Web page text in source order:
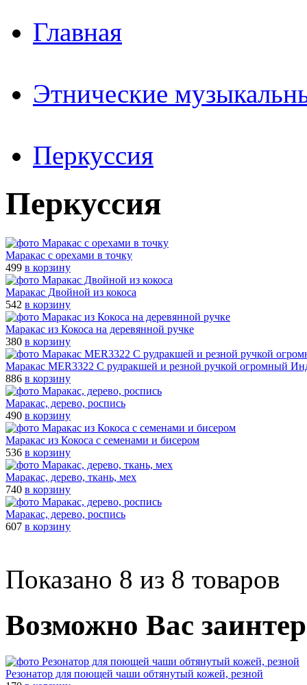
Главная
Этнические
Перкуссия
Перкуссия
Маракас с орехами в точку
499 в корзину
Маракас Двойной из кокоса
542 в корзину
Маракас из Кокоса на деревянной ручке
380 в корзину
Маракас MER3322 C рудракшей и резной ручкой огромный
886 в корзину
Маракас, дерево, роспись
490 в корзину
Маракас из Кокоса с семенами и бисером
536 в корзину
Маракас, дерево, ткань, мех
740 в корзину
Маракас, дерево, роспись
607 в корзину
Показано 8 из 8 товаров
Возможно Вас
Резонатор для поющей чаши обтянутый кожей, резной